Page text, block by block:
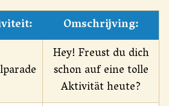
Omschrijving:
Hey! Freust du dich
schon auf eine tolle
Aktivität heute?